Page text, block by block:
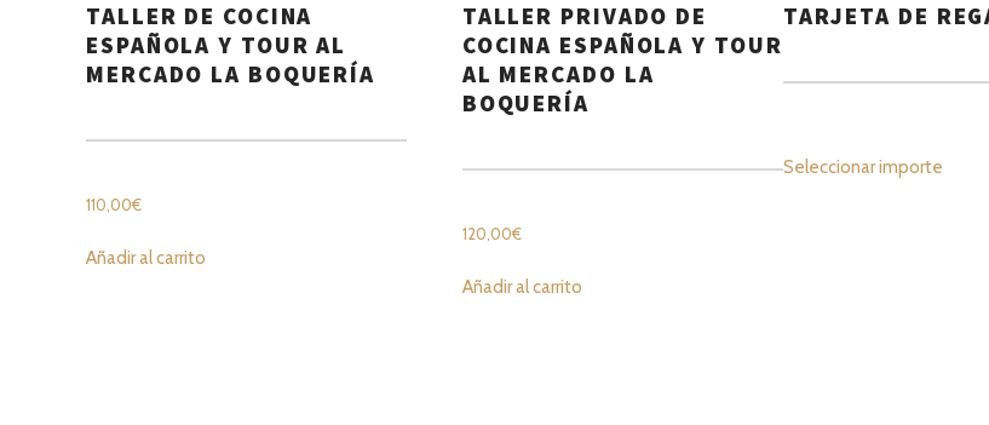
TALLER DE COCINA
ESPAÑOLA Y TOUR AL
MERCADO LA BOQUERÍA
110,00€
Añadir al carrito
TALLER PRIVADO DE
COCINA ESPAÑOLA Y TOUR
AL MERCADO LA
BOQUERÍA
120,00€
Añadir al carrito
TARJETA DE
Seleccionar importe